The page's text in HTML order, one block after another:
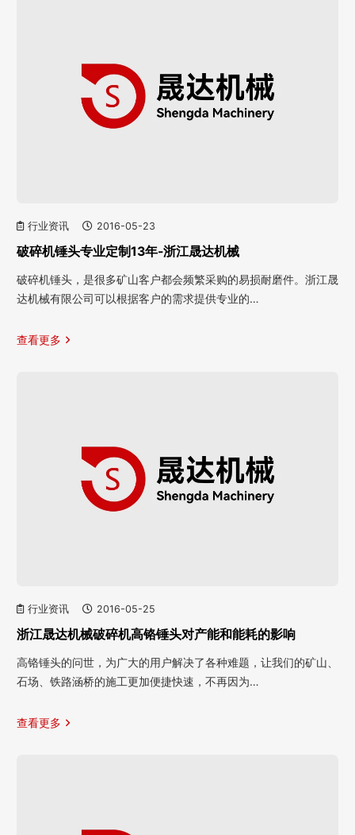
行业资讯 2016-05-23
破碎机锤头专业定制13年-浙江晟达机械
破碎机锤头，是很多矿山客户都会频繁采购的易损耐磨件。浙江晟
达机械有限公司可以根据客户的需求提供专业的…
查看更多
行业资讯 2016-05-25
浙江晟达机械破碎机高铬锤头对产能和能耗的影响
高铬锤头的问世，为广大的用户解决了各种难题，让我们的矿山、
石场、铁路涵桥的施工更加便捷快速，不再因为…
查看更多